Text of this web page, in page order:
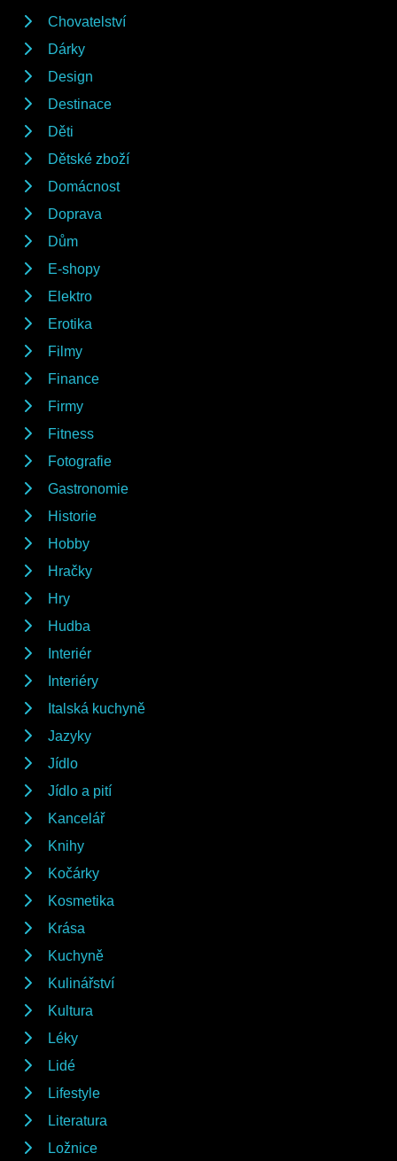
Chovatelství
Dárky
Design
Destinace
Děti
Dětské zboží
Domácnost
Doprava
Dům
E-shopy
Elektro
Erotika
Filmy
Finance
Firmy
Fitness
Fotografie
Gastronomie
Historie
Hobby
Hračky
Hry
Hudba
Interiér
Interiéry
Italská kuchyně
Jazyky
Jídlo
Jídlo a pití
Kancelář
Knihy
Kočárky
Kosmetika
Krása
Kuchyně
Kulinářství
Kultura
Léky
Lidé
Lifestyle
Literatura
Ložnice